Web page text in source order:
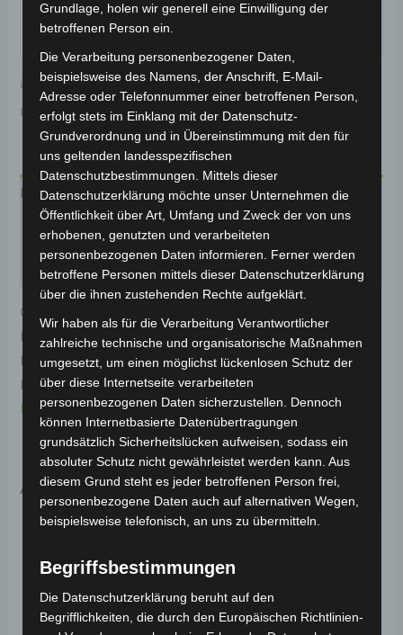
inkl. 19 % MwSt.Kostenloser Versand
Lieferzeit:Versandfertig innerhalb 24 Stunden*
Beschreibung
Produktsicherheit
Rezensionen (0)
Original-Ersatzteil für den Elektro-Scooter VSX.
Hinteres rücklicht untere abdeckung-rot für optimale
Funktionalität und Haltbarkeit. Weitere
Informationen zum Fahrzeug findest du hier:
Motor Elektro-Scooter VSX .
Ähnliche Produkte
Grundlage, holen wir generell eine Einwilligung der
betroffenen Person ein.
Die Verarbeitung personenbezogener Daten,
beispielsweise des Namens, der Anschrift, E-Mail-
Adresse oder Telefonnummer einer betroffenen Person,
erfolgt stets im Einklang mit der Datenschutz-
Grundverordnung und in Übereinstimmung mit den für
uns geltenden landesspezifischen
Datenschutzbestimmungen. Mittels dieser
Datenschutzerklärung möchte unser Unternehmen die
Öffentlichkeit über Art, Umfang und Zweck der von uns
erhobenen, genutzten und verarbeiteten
personenbezogenen Daten informieren. Ferner werden
betroffene Personen mittels dieser Datenschutzerklärung
über die ihnen zustehenden Rechte aufgeklärt.
Wir haben als für die Verarbeitung Verantwortlicher
zahlreiche technische und organisatorische Maßnahmen
umgesetzt, um einen möglichst lückenlosen Schutz der
über diese Internetseite verarbeiteten
personenbezogenen Daten sicherzustellen. Dennoch
können Internetbasierte Datenübertragungen
grundsätzlich Sicherheitslücken aufweisen, sodass ein
absoluter Schutz nicht gewährleistet werden kann. Aus
diesem Grund steht es jeder betroffenen Person frei,
personenbezogene Daten auch auf alternativen Wegen,
beispielsweise telefonisch, an uns zu übermitteln.
Begriffsbestimmungen
Die Datenschutzerklärung beruht auf den
Begrifflichkeiten, die durch den Europäischen Richtlinien-